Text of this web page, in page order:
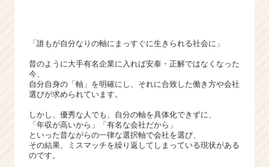
ト
チ
キ
ャ
リ
ア
（C
h
「誰もが自分なりの軸にまっすぐに生きられる社会に」
昔のように大手有名企業に入れば安泰・正解ではなくなった
今、
自分自身の「軸」を明確にし、それに合致した働き方や会社
選びが求められています。
しかし、優秀な人でも、自分の軸を具体化できずに、
「年収が高いから」「有名な会社だから」
といった昔ながらの一律な選択軸で会社を選び、
その結果、ミスマッチを繰り返してしまっている現状がある
のです。